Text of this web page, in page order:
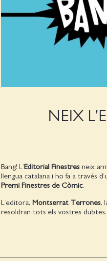
NEIX
Bang! L’Editorial Finestresneix
llengua catalana i ho fa a través
Premi Finestres de Còmic.
L’editora, Montserrat Terrones,
resoldran tots els vostres dubtes.